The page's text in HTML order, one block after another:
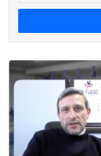
correo
WEBINAR:
Exportacion
Desafios
y
Oportunidades
para